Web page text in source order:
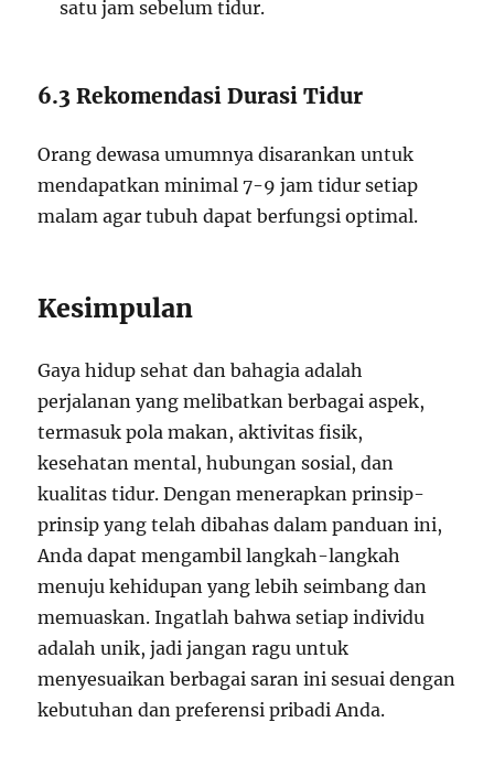
satu jam sebelum tidur.
6.3 Rekomendasi Durasi Tidur
Orang dewasa umumnya disarankan untuk
mendapatkan minimal 7-9 jam tidur setiap
malam agar tubuh dapat berfungsi optimal.
Kesimpulan
Gaya hidup sehat dan bahagia adalah
perjalanan yang melibatkan berbagai aspek,
termasuk pola makan, aktivitas fisik,
kesehatan mental, hubungan sosial, dan
kualitas tidur. Dengan menerapkan prinsip-
prinsip yang telah dibahas dalam panduan ini,
Anda dapat mengambil langkah-langkah
menuju kehidupan yang lebih seimbang dan
memuaskan. Ingatlah bahwa setiap individu
adalah unik, jadi jangan ragu untuk
menyesuaikan berbagai saran ini sesuai dengan
kebutuhan dan preferensi pribadi Anda.